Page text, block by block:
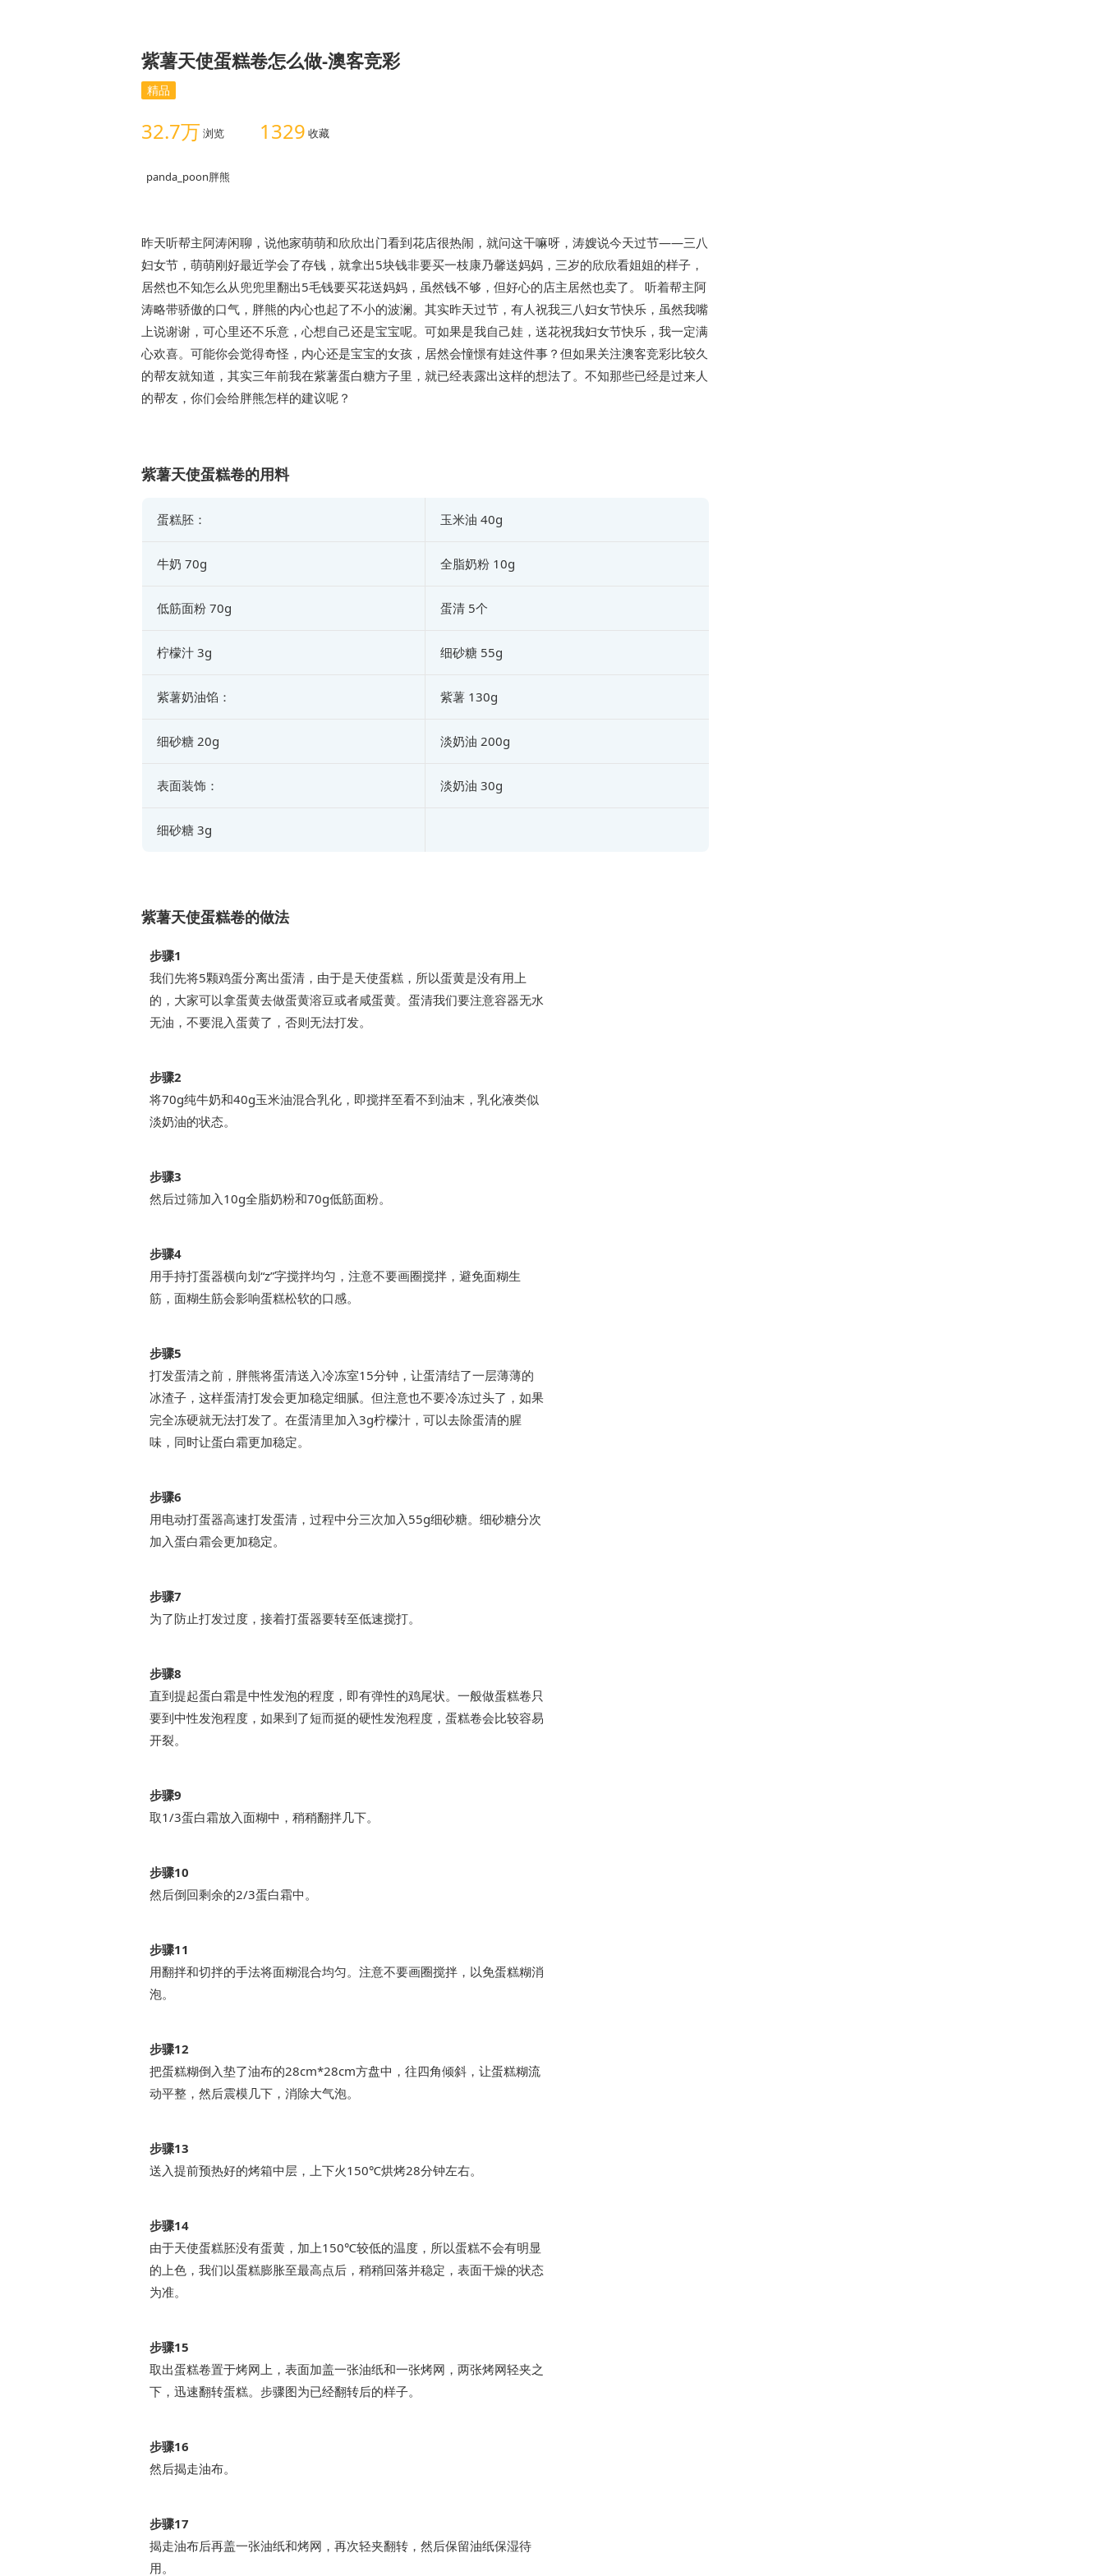
紫薯天使蛋糕卷怎么做-澳客竞彩
精品
32.7万 浏览 1329 收藏
panda_poon胖熊
昨天听帮主阿涛闲聊，说他家萌萌和欣欣出门看到花店很热闹，就问这干嘛呀，涛嫂说今天过节——三八
妇女节，萌萌刚好最近学会了存钱，就拿出5块钱非要买一枝康乃馨送妈妈，三岁的欣欣看姐姐的样子，
居然也不知怎么从兜兜里翻出5毛钱要买花送妈妈，虽然钱不够，但好心的店主居然也卖了。 听着帮主阿
涛略带骄傲的口气，胖熊的内心也起了不小的波澜。其实昨天过节，有人祝我三八妇女节快乐，虽然我嘴
上说谢谢，可心里还不乐意，心想自己还是宝宝呢。可如果是我自己娃，送花祝我妇女节快乐，我一定满
心欢喜。可能你会觉得奇怪，内心还是宝宝的女孩，居然会憧憬有娃这件事？但如果关注澳客竞彩比较久
的帮友就知道，其实三年前我在紫薯蛋白糖方子里，就已经表露出这样的想法了。不知那些已经是过来人
的帮友，你们会给胖熊怎样的建议呢？
紫薯天使蛋糕卷的用料
蛋糕胚： 玉米油 40g
牛奶 70g 全脂奶粉 10g
低筋面粉 70g 蛋清 5个
柠檬汁 3g 细砂糖 55g
紫薯奶油馅： 紫薯 130g
细砂糖 20g 淡奶油 200g
表面装饰： 淡奶油 30g
细砂糖 3g
紫薯天使蛋糕卷的做法
步骤1
我们先将5颗鸡蛋分离出蛋清，由于是天使蛋糕，所以蛋黄是没有用上
的，大家可以拿蛋黄去做蛋黄溶豆或者咸蛋黄。蛋清我们要注意容器无水
无油，不要混入蛋黄了，否则无法打发。
步骤2
将70g纯牛奶和40g玉米油混合乳化，即搅拌至看不到油末，乳化液类似
淡奶油的状态。
步骤3
然后过筛加入10g全脂奶粉和70g低筋面粉。
步骤4
用手持打蛋器横向划“z”字搅拌均匀，注意不要画圈搅拌，避免面糊生
筋，面糊生筋会影响蛋糕松软的口感。
步骤5
打发蛋清之前，胖熊将蛋清送入冷冻室15分钟，让蛋清结了一层薄薄的
冰渣子，这样蛋清打发会更加稳定细腻。但注意也不要冷冻过头了，如果
完全冻硬就无法打发了。在蛋清里加入3g柠檬汁，可以去除蛋清的腥
味，同时让蛋白霜更加稳定。
步骤6
用电动打蛋器高速打发蛋清，过程中分三次加入55g细砂糖。细砂糖分次
加入蛋白霜会更加稳定。
步骤7
为了防止打发过度，接着打蛋器要转至低速搅打。
步骤8
直到提起蛋白霜是中性发泡的程度，即有弹性的鸡尾状。一般做蛋糕卷只
要到中性发泡程度，如果到了短而挺的硬性发泡程度，蛋糕卷会比较容易
开裂。
步骤9
取1/3蛋白霜放入面糊中，稍稍翻拌几下。
步骤10
然后倒回剩余的2/3蛋白霜中。
步骤11
用翻拌和切拌的手法将面糊混合均匀。注意不要画圈搅拌，以免蛋糕糊消
泡。
步骤12
把蛋糕糊倒入垫了油布的28cm*28cm方盘中，往四角倾斜，让蛋糕糊流
动平整，然后震模几下，消除大气泡。
步骤13
送入提前预热好的烤箱中层，上下火150℃烘烤28分钟左右。
步骤14
由于天使蛋糕胚没有蛋黄，加上150℃较低的温度，所以蛋糕不会有明显
的上色，我们以蛋糕膨胀至最高点后，稍稍回落并稳定，表面干燥的状态
为准。
步骤15
取出蛋糕卷置于烤网上，表面加盖一张油纸和一张烤网，两张烤网轻夹之
下，迅速翻转蛋糕。步骤图为已经翻转后的样子。
步骤16
然后揭走油布。
步骤17
揭走油布后再盖一张油纸和烤网，再次轻夹翻转，然后保留油纸保湿待
用。